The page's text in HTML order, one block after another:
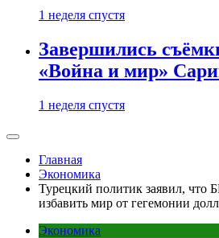
1 неделя спустя
Завершились
«Война и мир»
1 неделя спустя
Главная
Экономика
Турецкий политик заявил, что
избавить мир от гегемонии
Экономика